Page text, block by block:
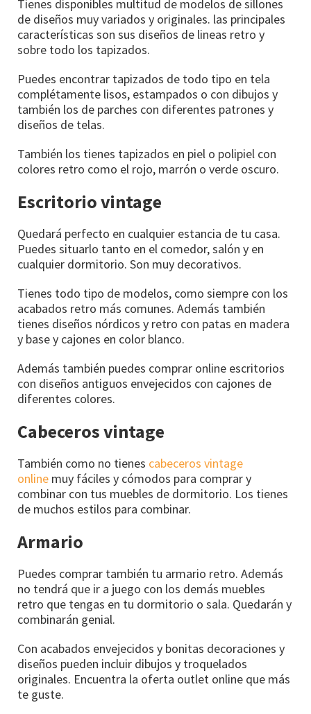
Tienes disponibles multitud de modelos de sillones
de diseños muy variados y originales. las principales
características son sus diseños de lineas retro y
sobre todo los tapizados.
Puedes encontrar tapizados de todo tipo en tela
complétamente lisos, estampados o con dibujos y
también los de parches con diferentes patrones y
diseños de telas.
También los tienes tapizados en piel o polipiel con
colores retro como el rojo, marrón o verde oscuro.
Escritorio vintage
Quedará perfecto en cualquier estancia de tu casa.
Puedes situarlo tanto en el comedor, salón y en
cualquier dormitorio. Son muy decorativos.
Tienes todo tipo de modelos, como siempre con los
acabados retro más comunes. Además también
tienes diseños nórdicos y retro con patas en madera
y base y cajones en color blanco.
Además también puedes comprar online escritorios
con diseños antiguos envejecidos con cajones de
diferentes colores.
Cabeceros vintage
También como no tienes cabeceros vintage
online muy fáciles y cómodos para comprar y
combinar con tus muebles de dormitorio. Los tienes
de muchos estilos para combinar.
Armario
Puedes comprar también tu armario retro. Además
no tendrá que ir a juego con los demás muebles
retro que tengas en tu dormitorio o sala. Quedarán y
combinarán genial.
Con acabados envejecidos y bonitas decoraciones y
diseños pueden incluir dibujos y troquelados
originales. Encuentra la oferta outlet online que más
te guste.